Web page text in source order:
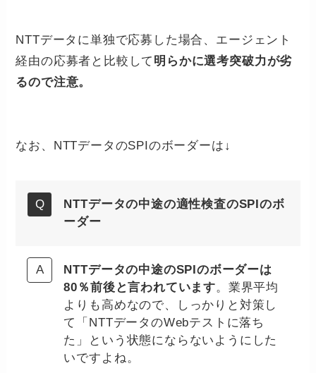
NTTデータに単独で応募した場合、エージェント
経由の応募者と比較して 明らかに選考突破力が劣
るので注意。
なお、NTTデータのSPIのボーダーは↓
NTTデータの中途の適性検査のSPIのボ
ーダー
NTTデータの中途のSPIのボーダーは
80％前後と言われています。業界平均
よりも高めなので、しっかりと対策し
て「NTTデータのWebテストに落ち
た」という状態にならないようにした
いですよね。